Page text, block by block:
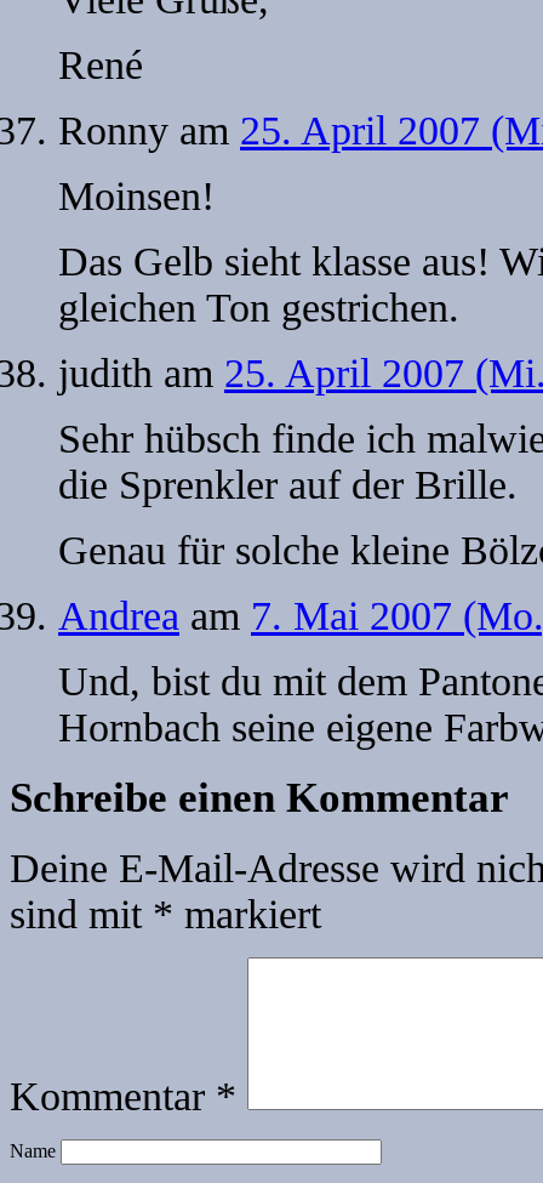
René
Ronny am 25. April 2007
Moinsen!
Das Gelb sieht klasse aus!
gleichen Ton gestrichen.
judith am 25. April 2007
Sehr hübsch finde ich
die Sprenkler auf der Brille.
Genau für solche kleine
Andrea am 7. Mai 2007
Und, bist du mit dem
Hornbach seine eigene
Schreibe einen Kommentar
Deine E-Mail-Adresse wird
sind mit * markiert
Kommentar *
Name